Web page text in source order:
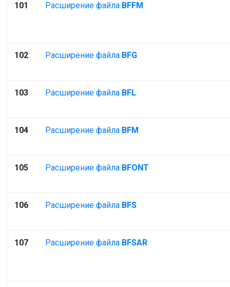
101 Расширение файла BFFM
102 Расширение файла BFG
103 Расширение файла BFL
104 Расширение файла BFM
105 Расширение файла BFONT
106 Расширение файла BFS
107 Расширение файла BFSAR